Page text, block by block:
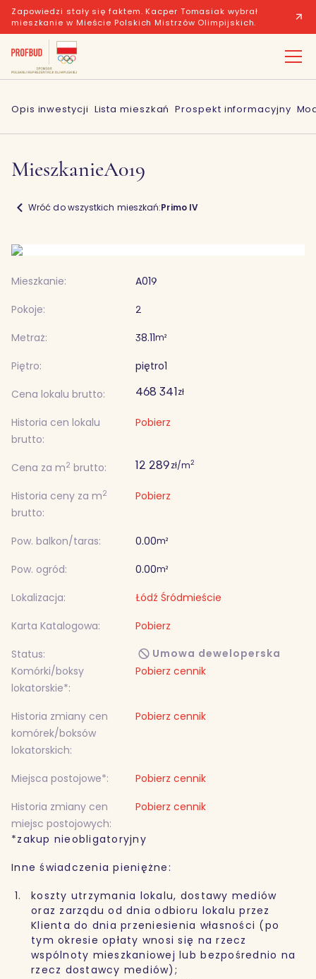
Zapowiedzi stały się faktem. Kacper Tomasiak wybrał
mieszkanie w Mieście Polskich Mistrzów Olimpijskich.
Opis inwestycji Lista mieszkań Prospekt informacyjny
MieszkanieA019
Wróć do wszystkich mieszkań:Primo IV
Mieszkanie:
A019
Pokoje:
2
Metraż:
38.11m²
Piętro: piętro1
Cena lokalu brutto:
468 341zł
Historia cen lokalu
brutto:
Pobierz
Cena za m2 brutto: 12 289zł/m2
Historia ceny za m2
brutto:
Pobierz
Pow. balkon/taras: 0.00m²
Pow. ogród: 0.00m²
Lokalizacja:
Łódź Śródmieście
Karta Katalogowa:
Pobierz
Status:
Umowa deweloperska
Komórki/boksy
lokatorskie*:
Pobierz cennik
Historia zmiany cen
komórek/boksów
lokatorskich:
Pobierz cennik
Miejsca postojowe*:
Pobierz cennik
Historia zmiany cen
miejsc postojowych:
Pobierz cennik
*zakup nieobligatoryjny
Inne świadczenia pieniężne:
koszty utrzymania lokalu, dostawy mediów
oraz zarządu od dnia odbioru lokalu przez
Klienta do dnia przeniesienia własności (po
tym okresie opłaty wnosi się na rzecz
wspólnoty mieszkaniowej lub bezpośrednio na
rzecz dostawcy mediów);